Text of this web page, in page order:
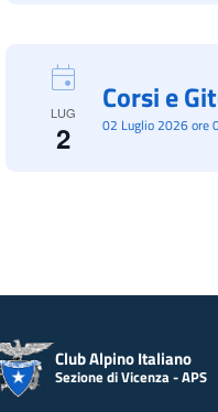
LUG
2 02 Luglio 2026 ore
Corsi e
Club Alpino Italiano
Sezione di Vicenza - APS